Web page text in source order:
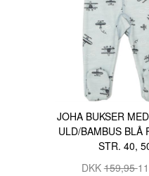
JOHA BUKSER
ULD/BAMBUS BLÅ
STR. 40,
DKK159,95